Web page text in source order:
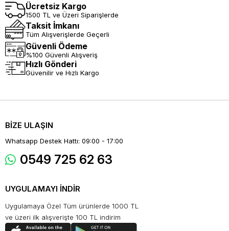
Ücretsiz Kargo
1500 TL ve Üzeri Siparişlerde
Taksit İmkanı
Tüm Alışverişlerde Geçerli
Güvenli Ödeme
%100 Güvenli Alışveriş
Hızlı Gönderi
Güvenilir ve Hızlı Kargo
BİZE ULAŞIN
Whatsapp Destek Hattı: 09:00 - 17:00
0549 725 62 63
UYGULAMAYI İNDİR
Uygulamaya Özel Tüm ürünlerde 1000 TL
ve üzeri ilk alışverişte 100 TL indirim